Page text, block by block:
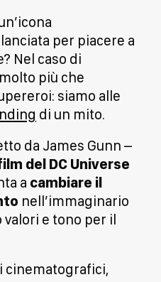
per piacere a
Nel caso di
più che
siamo alle
di un mito.
da James Gunn –
del DC Universe
a cambiare il
nell’immaginario
e tono per il
cinematografici,